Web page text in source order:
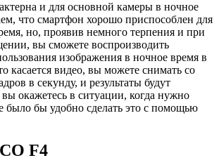
и для основной камеры в ночное
что смартфон хорошо приспособлен для
но, проявив немного терпения и при
вы сможете воспроизводить
изображения в ночное время в
касается видео, вы можете снимать со
в секунду, и результаты будут
окажетесь в ситуации, когда нужно
было бы удобно сделать это с помощью
F4